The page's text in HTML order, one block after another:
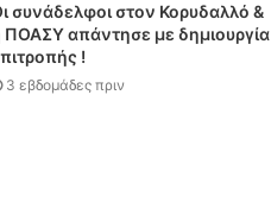
συνάδελφοι στον Κορυδαλλό &
ΠΟΑΣΥ απάντησε με δημιουργία
!
3 εβδομάδες πριν